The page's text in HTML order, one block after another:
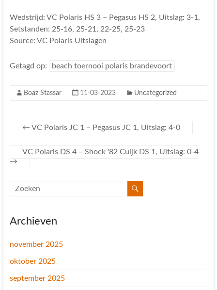
Wedstrijd: VC Polaris HS 3 – Pegasus HS 2, Uitslag: 3-1,
Setstanden: 25-16, 25-21, 22-25, 25-23
Source: VC Polaris Uitslagen
Getagd op: beach toernooi polaris brandevoort
Boaz Stassar 11-03-2023 Uncategorized
← VC Polaris JC 1 – Pegasus JC 1, Uitslag: 4-0
VC Polaris DS 4 – Shock '82 Cuijk DS 1, Uitslag: 0-4
→
Archieven
november 2025
oktober 2025
september 2025